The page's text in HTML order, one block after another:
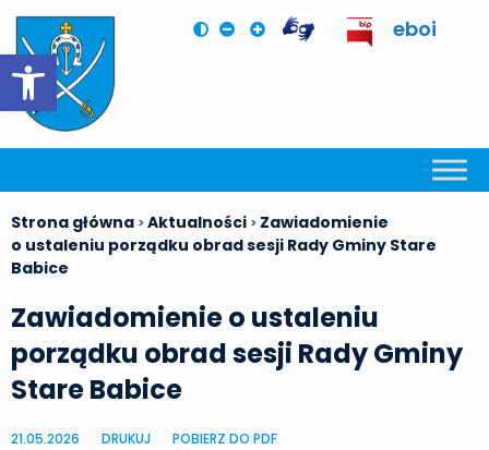
Otwórz pasek narzędzi
eboi
Strona główna >Aktualności > Zawiadomienie
o ustaleniu porządku obrad sesji Rady Gminy Stare
Babice
Zawiadomienie o ustaleniu
porządku obrad sesji Rady Gminy
Stare Babice
21.05.2026 DRUKUJ POBIERZ DO PDF